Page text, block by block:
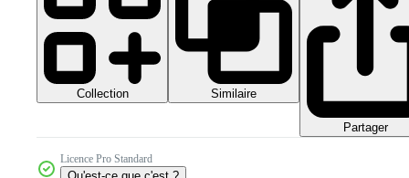
Collection Similaire
Partager
Licence Pro Standard